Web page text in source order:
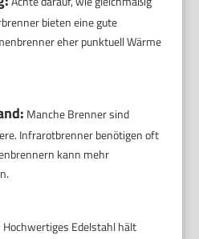
bieten eine gute
eher punktuell Wärme
Manche Brenner sind
Infrarotbrenner benötigen oft
kann mehr
Hochwertiges Edelstahl hält